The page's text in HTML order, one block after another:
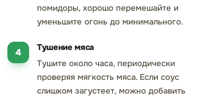
помидоры, хорошо перемешайте и
уменьшите огонь до минимального.
Тушение мяса
Тушите около часа, периодически
проверяя мягкость мяса. Если соус
слишком загустеет, можно добавить